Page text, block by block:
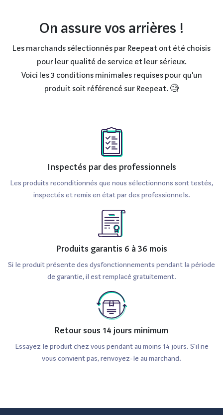
On assure vos arrières !
Les marchands sélectionnés par Reepeat ont été choisis
pour leur qualité de service et leur sérieux.
Voici les 3 conditions minimales requises pour qu'un
produit soit référencé sur Reepeat. 🧐
Inspectés par des professionnels
Les produits reconditionnés que nous sélectionnons sont testés,
inspectés et remis en état par des professionnels.
Produits garantis 6 à 36 mois
Si le produit présente des dysfonctionnements pendant la période
de garantie, il est remplacé gratuitement.
Retour sous 14 jours minimum
Essayez le produit chez vous pendant au moins 14 jours. S'il ne
vous convient pas, renvoyez-le au marchand.